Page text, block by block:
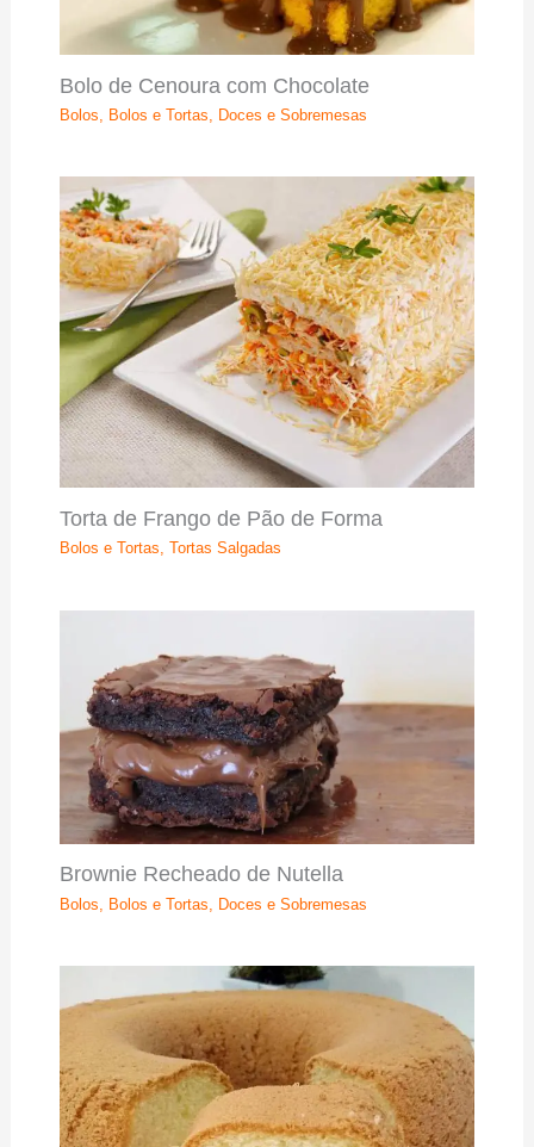
Bolo de Cenoura com Chocolate
Bolos Bolos e Tortas Doces e Sobremesas
Torta de Frango de Pão de Forma
Bolos e Tortas, Tortas Salgadas
Brownie Recheado de Nutella
Bolos Bolos e Tortas Doces e Sobremesas